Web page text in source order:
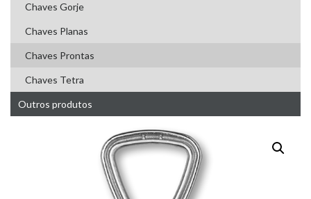
Chaves Gorje
Chaves Planas
Chaves Prontas
Chaves Tetra
Outros produtos